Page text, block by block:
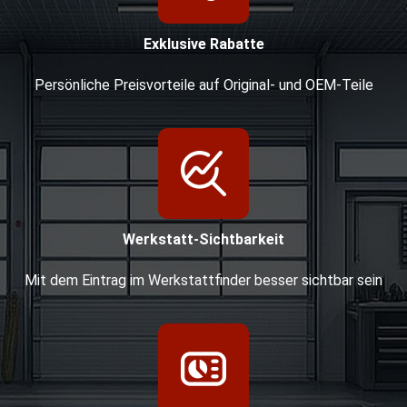
Exklusive Rabatte
Persönliche Preisvorteile auf Original- und OEM-Teile
Werkstatt-Sichtbarkeit
Mit dem Eintrag im Werkstattfinder besser sichtbar sein